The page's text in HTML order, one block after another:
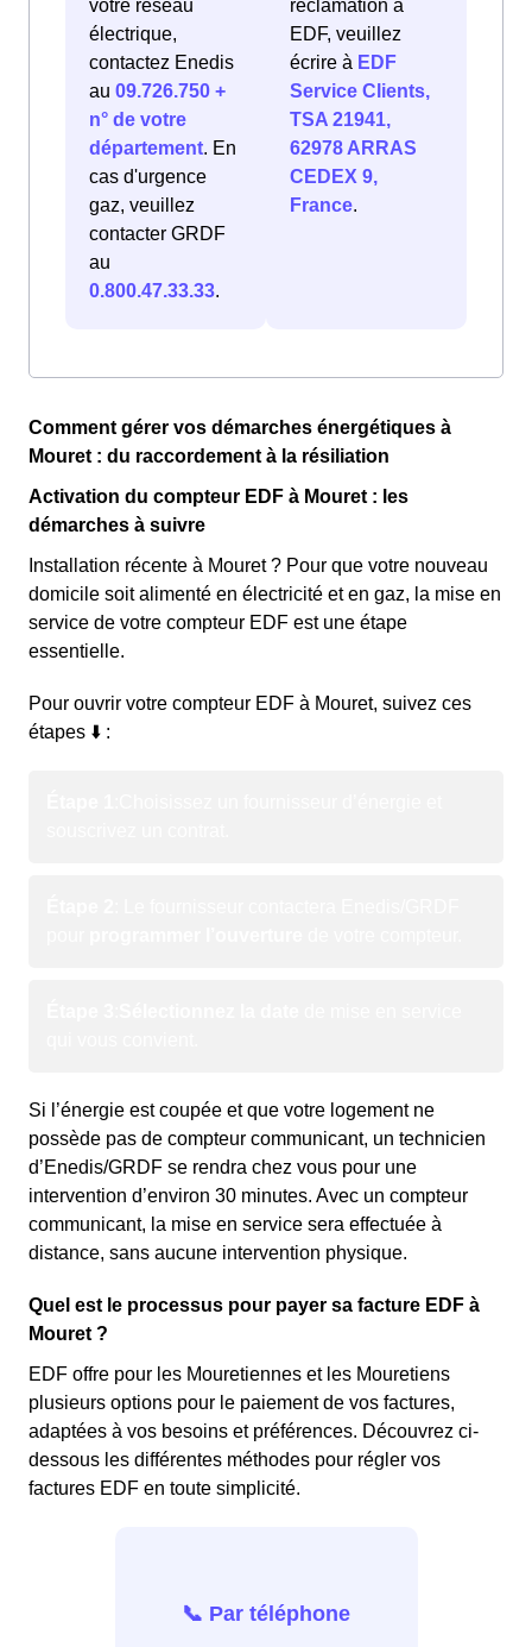
votre réseau
électrique,
contactez Enedis
au 09.726.750 +
n° de votre
département. En
cas d'urgence
gaz, veuillez
contacter GRDF
au
0.800.47.33.33.
réclamation à
EDF, veuillez
écrire à EDF
Service Clients,
TSA 21941,
62978 ARRAS
CEDEX 9,
France.
Comment gérer vos démarches énergétiques à
Mouret : du raccordement à la résiliation
Activation du compteur EDF à Mouret : les
démarches à suivre
Installation récente à Mouret ? Pour que votre nouveau
domicile soit alimenté en électricité et en gaz, la mise en
service de votre compteur EDF est une étape
essentielle.
Pour ouvrir votre compteur EDF à Mouret, suivez ces
étapes ⬇️ :
Si l’énergie est coupée et que votre logement ne
possède pas de compteur communicant, un technicien
d’Enedis/GRDF se rendra chez vous pour une
intervention d’environ 30 minutes. Avec un compteur
communicant, la mise en service sera effectuée à
distance, sans aucune intervention physique.
Quel est le processus pour payer sa facture EDF à
Mouret ?
EDF offre pour les Mouretiennes et les Mouretiens
plusieurs options pour le paiement de vos factures,
adaptées à vos besoins et préférences. Découvrez ci-
dessous les différentes méthodes pour régler vos
factures EDF en toute simplicité.
📞 Par téléphone